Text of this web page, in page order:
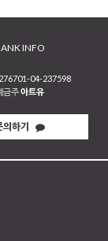
INFO
04-237598
금주아트유
의하기